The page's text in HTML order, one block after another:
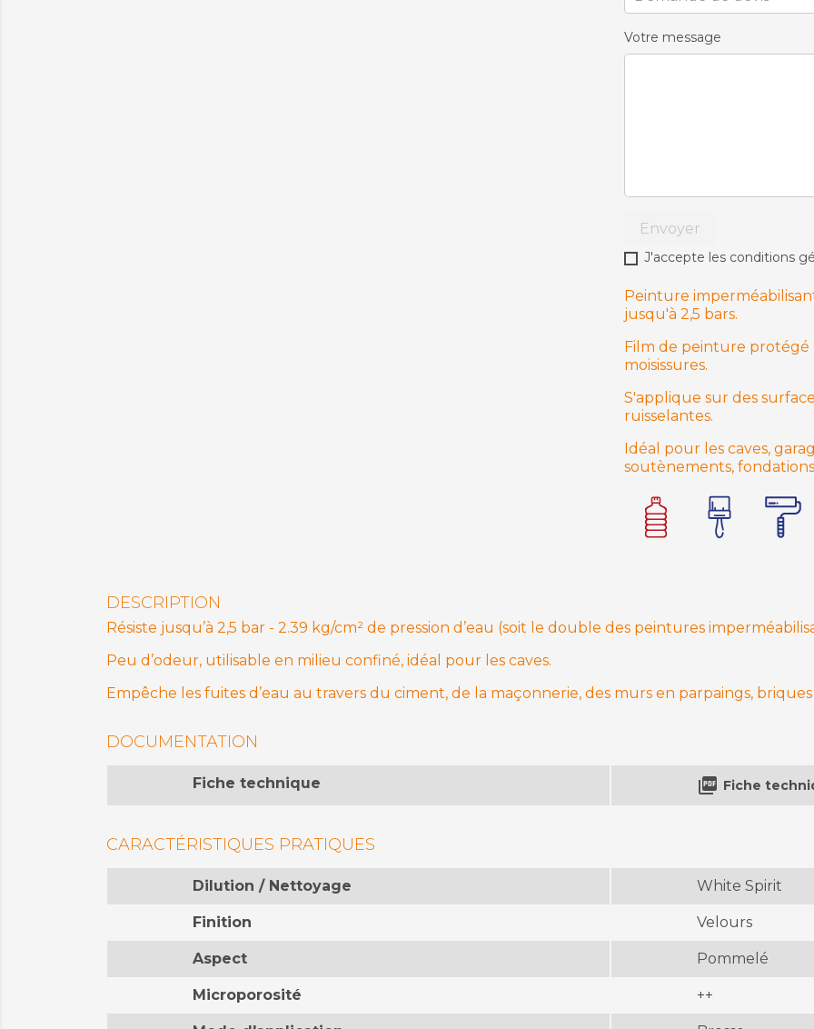
Votre message
Envoyer
J'accepte les conditions
Peinture
jusqu'à 2,5 bars.
Film de peinture protégé
moisissures.
S'applique sur des
ruisselantes.
Idéal pour les caves,
soutènements,
DESCRIPTION
Résiste jusqu’à 2,5 bar - 2.39 kg/cm² de pression d’eau (soit le double des peintures
Peu d’odeur, utilisable en milieu confiné, idéal pour les caves.
Empêche les fuites d’eau au travers du ciment, de la maçonnerie, des murs en parpaings, briques
DOCUMENTATION
Fiche technique  Fiche
CARACTÉRISTIQUES PRATIQUES
Dilution / Nettoyage White Spirit
Finition Velours
Aspect Pommelé
Microporosité ++